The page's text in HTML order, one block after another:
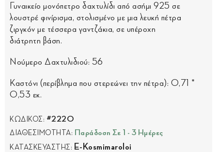
Γυναικείο μονόπετρο δαχτυλίδι από ασήμι 925 σε
λουστρέ φινίρισμα, στολισμένο με μια λευκή πέτρα
ζιργκόν με τέσσερα γαντζάκια, σε υπέροχη
διάτρητη βάση.
Νούμερο Δαχτυλιδιού: 56
Καστόνι (περίβλημα που στερεώνει την πέτρα): 0,71 *
0,53 εκ.
ΚΩΔΙΚΟΣ: #2220
ΔΙΑΘΕΣΙΜΟΤΗΤΑ: Παράδοση Σε 1 - 3 Ημέρες
ΚΑΤΑΣΚΕΥΑΣΤΗΣ: E-Kosmimaroloi